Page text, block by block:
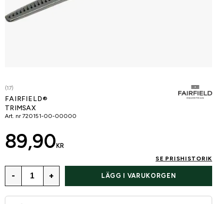
(17)
FAIRFIELD®
TRIMSAX
Art. nr 720151-00-00000
89,90 KR
SE PRISHISTORIK
- + LÄGG I VARUKORGEN